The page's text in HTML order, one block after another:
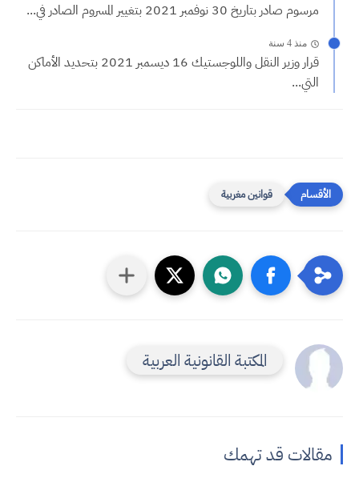
مرسوم صادر بتاريخ 30 نوفمبر 2021 بتغيير المسروم الصادر في...
منذ 4 سنة
قرار وزير النقل واللوجستيك 16 ديسمبر 2021 بتحديد الأماكن
التي...
قوانين مغربية
المكتبة القانونية العربية
مقالات قد تهمك